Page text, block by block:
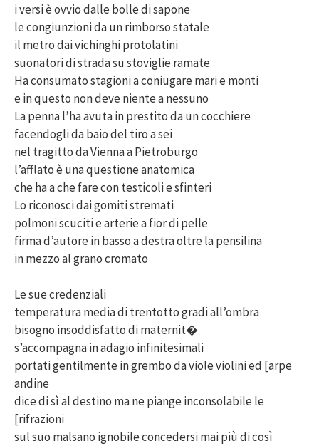
i versi è ovvio dalle bolle di sapone
le congiunzioni da un rimborso statale
il metro dai vichinghi protolatini
suonatori di strada su stoviglie ramate
Ha consumato stagioni a coniugare mari e monti
e in questo non deve niente a nessuno
La penna l’ha avuta in prestito da un cocchiere
facendogli da baio del tiro a sei
nel tragitto da Vienna a Pietroburgo
l’afflato è una questione anatomica
che ha a che fare con testicoli e sfinteri
Lo riconosci dai gomiti stremati
polmoni scuciti e arterie a fior di pelle
firma d’autore in basso a destra oltre la pensilina
in mezzo al grano cromato
Le sue credenziali
temperatura media di trentotto gradi all’ombra
bisogno insoddisfatto di maternit�
s’accompagna in adagio infinitesimali
portati gentilmente in grembo da viole violini ed [arpe
andine
dice di sì al destino ma ne piange inconsolabile le
[rifrazioni
sul suo malsano ignobile concedersi mai più di così